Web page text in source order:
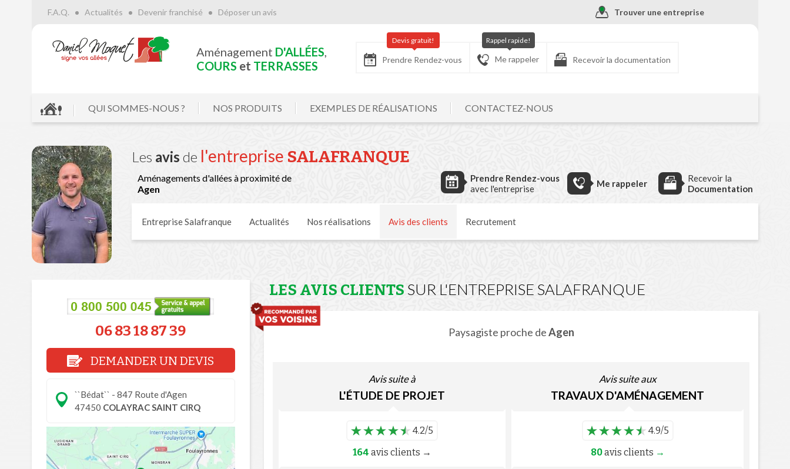
Trouver une entreprise
F.A.Q. Actualités Devenir franchisé Déposer un avis
Aménagement D'ALLÉES,
COURS et TERRASSES Prendre Rendez-vous
Devis gratuit!
Me rappeler
Rappel rapide!
Recevoir la documentation
QUI SOMMES-NOUS ? NOS PRODUITS EXEMPLES DE RÉALISATIONS CONTACTEZ-NOUS
Les avis de l'entreprise SALAFRANQUE
Aménagements d'allées à proximité de
Agen
Prendre Rendez-vous
avec l'entreprise
Me rappeler
Recevoir la
Documentation
Entreprise Salafranque Actualités Nos réalisations Avis des clients Recrutement
06 83 18 87 39
DEMANDER UN DEVIS
``Bédat`` - 847 Route d'Agen
47450 COLAYRAC SAINT CIRQ
LES AVIS CLIENTS SUR L'ENTREPRISE SALAFRANQUE
Paysagiste proche deAgen
Avis suite à
L'ÉTUDE DE PROJET
4.2/5
164 avis clients →
Avis suite aux
TRAVAUX D'AMÉNAGEMENT
4.9/5
80avis clients →